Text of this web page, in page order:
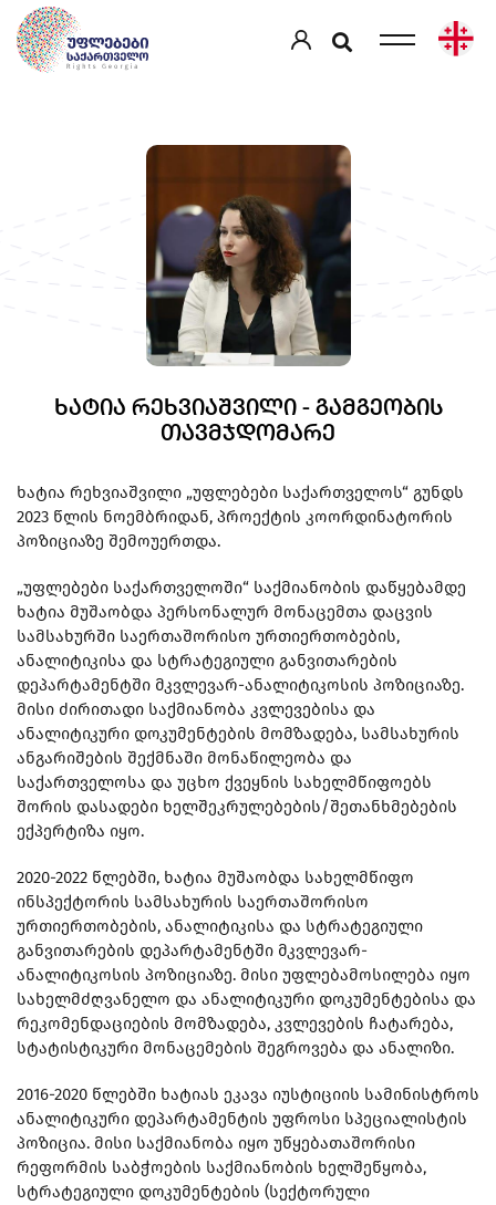
ᲮᲐᲢᲘᲐ ᲠᲔᲮᲕᲘᲐᲨᲕᲘᲚᲘ - ᲒᲐᲛᲒᲔᲝᲑᲘᲡ
ᲗᲐᲕᲛᲯᲓᲝᲛᲐᲠᲔ
ხატია რეხვიაშვილი „უფლებები საქართველოს“ გუნდს
2023 წლის ნოემბრიდან, პროექტის კოორდინატორის
პოზიციაზე შემოუერთდა.
„უფლებები საქართველოში“ საქმიანობის დაწყებამდე
ხატია მუშაობდა პერსონალურ მონაცემთა დაცვის
სამსახურში საერთაშორისო ურთიერთობების,
ანალიტიკისა და სტრატეგიული განვითარების
დეპარტამენტში მკვლევარ-ანალიტიკოსის პოზიციაზე.
მისი ძირითადი საქმიანობა კვლევებისა და
ანალიტიკური დოკუმენტების მომზადება, სამსახურის
ანგარიშების შექმნაში მონაწილეობა და
საქართველოსა და უცხო ქვეყნის სახელმწიფოებს
შორის დასადები ხელშეკრულებების/შეთანხმებების
ექპერტიზა იყო.
2020-2022 წლებში, ხატია მუშაობდა სახელმწიფო
ინსპექტორის სამსახურის საერთაშორისო
ურთიერთობების, ანალიტიკისა და სტრატეგიული
განვითარების დეპარტამენტში მკვლევარ-
ანალიტიკოსის პოზიციაზე. მისი უფლებამოსილება იყო
სახელმძღვანელო და ანალიტიკური დოკუმენტებისა და
რეკომენდაციების მომზადება, კვლევების ჩატარება,
სტატისტიკური მონაცემების შეგროვება და ანალიზი.
2016-2020 წლებში ხატიას ეკავა იუსტიციის სამინისტროს
ანალიტიკური დეპარტამენტის უფროსი სპეციალისტის
პოზიცია. მისი საქმიანობა იყო უწყებათაშორისი
რეფორმის საბჭოების საქმიანობის ხელშეწყობა,
სტრატეგიული დოკუმენტების (სექტორული